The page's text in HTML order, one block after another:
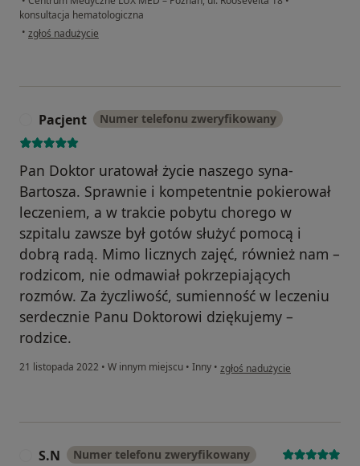
konsultacja hematologiczna
• w opinii użytkownika W.W
zgłoś nadużycie
Pacjent Numer telefonu zweryfikowany
Pan Doktor uratował życie naszego syna-
Bartosza. Sprawnie i kompetentnie pokierował
leczeniem, a w trakcie pobytu chorego w
szpitalu zawsze był gotów służyć pomocą i
dobrą radą. Mimo licznych zajęć, również nam –
rodzicom, nie odmawiał pokrzepiających
rozmów. Za życzliwość, sumienność w leczeniu
serdecznie Panu Doktorowi dziękujemy –
rodzice.
21 listopada 2022 • W innym miejscu • Inny • w opinii użytkownika Pacjent
zgłoś nadużycie
S.N Numer telefonu zweryfikowany